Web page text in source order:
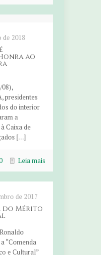
de 2018
ao
08),
presidentes
do interior
a
Caixa de
[…]
Leia mais
de 2017
do Mérito
“Comenda
e Cultural”